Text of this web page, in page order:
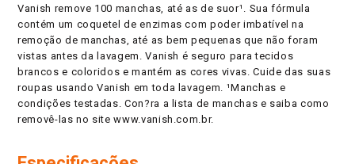
Vanish remove 100 manchas, até as de suor¹. Sua fórmula
contém um coquetel de enzimas com poder imbatível na
remoção de manchas, até as bem pequenas que não foram
vistas antes da lavagem. Vanish é seguro para tecidos
brancos e coloridos e mantém as cores vivas. Cuide das suas
roupas usando Vanish em toda lavagem. ¹Manchas e
condições testadas. Con?ra a lista de manchas e saiba como
removê-las no site www.vanish.com.br.